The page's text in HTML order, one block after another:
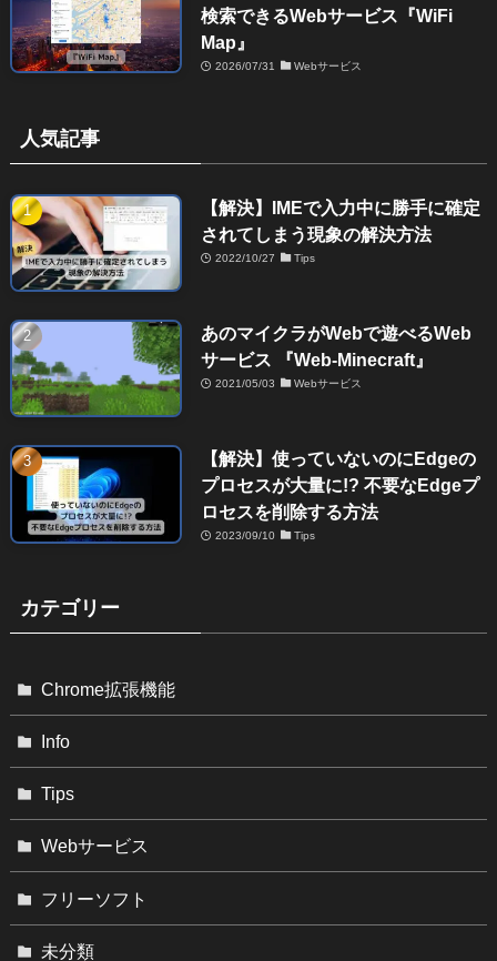
検索できるWebサービス『WiFi
Map』
2026/07/31 Webサービス
人気記事
【解決】IMEで入力中に勝手に確定
されてしまう現象の解決方法
2022/10/27 Tips
あのマイクラがWebで遊べるWeb
サービス 『Web-Minecraft』
2021/05/03 Webサービス
【解決】使っていないのにEdgeの
プロセスが大量に!? 不要なEdgeプ
ロセスを削除する方法
2023/09/10 Tips
カテゴリー
Chrome拡張機能
Info
Tips
Webサービス
フリーソフト
未分類